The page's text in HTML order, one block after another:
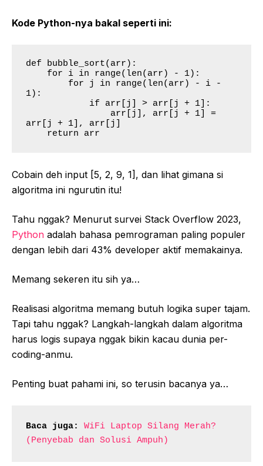
Kode Python-nya bakal seperti ini:
def bubble_sort(arr):
1):
arr[j + 1], arr[j]
    return arr
Cobain deh input [5, 2, 9, 1], dan lihat gimana si
algoritma ini ngurutin itu!
Tahu nggak? Menurut survei Stack Overflow 2023,
Python adalah bahasa pemrograman paling populer
dengan lebih dari 43% developer aktif memakainya.
Memang sekeren itu sih ya…
Realisasi algoritma memang butuh logika super tajam.
Tapi tahu nggak? Langkah-langkah dalam algoritma
harus logis supaya nggak bikin kacau dunia per-
coding-anmu.
Penting buat pahami ini, so terusin bacanya ya…
Baca juga:
WiFi Laptop Silang Merah?
(Penyebab dan Solusi Ampuh)